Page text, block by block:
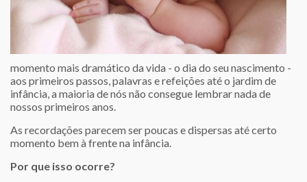
momento mais dramático da vida - o dia do seu nascimento -
aos primeiros passos, palavras e refeições até o jardim de
infância, a maioria de nós não consegue lembrar nada de
nossos primeiros anos.
As recordações parecem ser poucas e dispersas até certo
momento bem à frente na infância.
Por que isso ocorre?